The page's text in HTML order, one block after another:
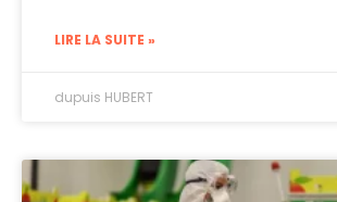
LIRE LA SUITE »
dupuis HUBERT